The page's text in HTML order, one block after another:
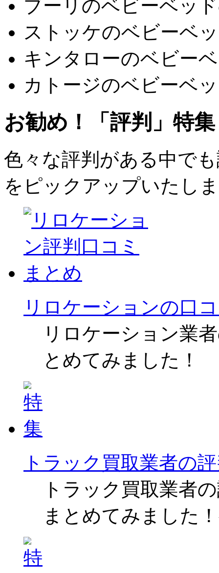
ブーリのベビーベッ
ストッケのベビーベ
キンタローのベビー
カトージのベビーベ
お勧め！「評判」特集
色々な評判がある中で
をピックアップいたし
リロケーションの口
リロケーション業
とめてみました！
トラック買取業者の
トラック買取業者
まとめてみました